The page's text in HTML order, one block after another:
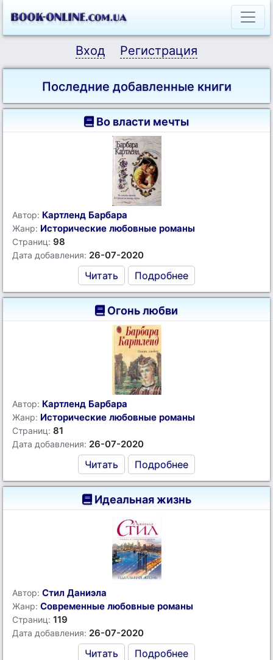
Вход Регистрация
Последние добавленные книги
Во власти мечты
Автор: Картленд Барбара
Жанр: Исторические любовные романы
Страниц: 98
Дата добавления: 26-07-2020
Читать Подробнее
Огонь любви
Автор: Картленд Барбара
Жанр: Исторические любовные романы
Страниц: 81
Дата добавления: 26-07-2020
Читать Подробнее
Идеальная жизнь
Автор: Стил Даниэла
Жанр: Современные любовные романы
Страниц: 119
Дата добавления: 26-07-2020
Читать Подробнее